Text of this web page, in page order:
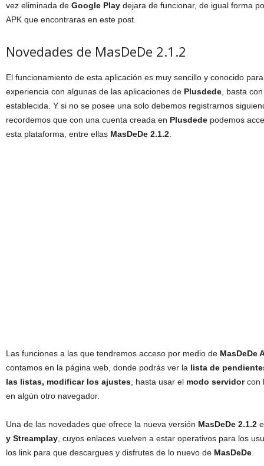
vez eliminada de Google Play dejara de funcionar, de igual forma
APK que encontraras en este post.
Novedades de MasDeDe 2.1.2
El funcionamiento de esta aplicación es muy sencillo y conocido
experiencia con algunas de las aplicaciones de Plusdede, basta
establecida. Y si no se posee una solo debemos registrarnos
recordemos que con una cuenta creada en Plusdede podemos
esta plataforma, entre ellas MasDeDe 2.1.2.
Las funciones a las que tendremos acceso por medio de MasDeDe
contamos en la página web, donde podrás ver la lista de
las listas, modificar los ajustes, hasta usar el modo servidorcon
en algún otro navegador.
Una de las novedades que ofrece la nueva versión MasDeDe 2.1.2
y Streamplay, cuyos enlaces vuelven a estar operativos para los
los link para que descargues y disfrutes de lo nuevo de MasDeDe.